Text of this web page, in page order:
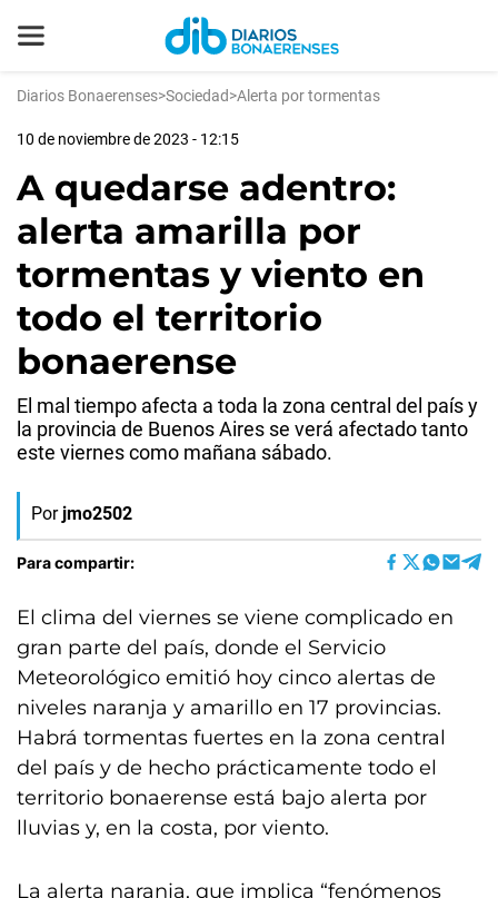
Diarios Bonaerenses>Sociedad>Alerta por tormentas
10 de noviembre de 2023 - 12:15
A quedarse adentro:
alerta amarilla por
tormentas y viento en
todo el territorio
bonaerense
El mal tiempo afecta a toda la zona central del país y
la provincia de Buenos Aires se verá afectado tanto
este viernes como mañana sábado.
Por jmo2502
Para compartir:
El clima del viernes se viene complicado en
gran parte del país, donde el Servicio
Meteorológico emitió hoy cinco alertas de
niveles naranja y amarillo en 17 provincias.
Habrá tormentas fuertes en la zona central
del país y de hecho prácticamente todo el
territorio bonaerense está bajo alerta por
lluvias y, en la costa, por viento.
La alerta naranja, que implica “fenómenos